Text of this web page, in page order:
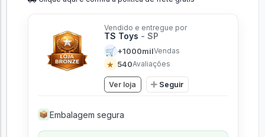
Vendido e entregue por
TS Toys - SP
🛒 +1000milVendas
★ 540Avaliações
Ver loja Seguir
📦 Embalagem segura